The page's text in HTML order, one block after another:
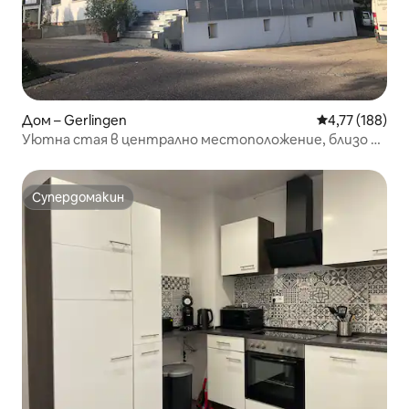
Дом – Gerlingen Средна
4,77 (188)
Уютна стая в централно местоположение, близо до
Супердомакин
Супердомакин